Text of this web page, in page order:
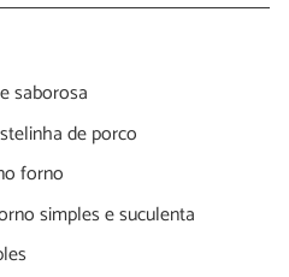
saborosa
de porco
forno
simples e suculenta